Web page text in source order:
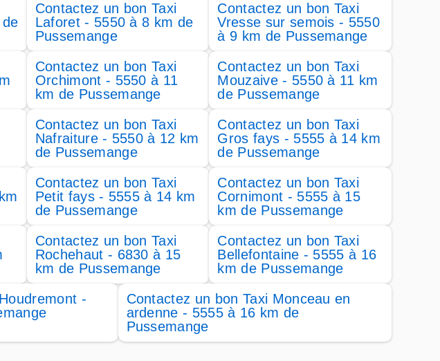
Contactez un bon Taxi
Laforet - 5550 à 8 km de
Pussemange
Contactez un bon Taxi
Vresse sur semois - 5550
à 9 km de Pussemange
Contactez un bon Taxi
Orchimont - 5550 à 11
km de Pussemange
Contactez un bon Taxi
Mouzaive - 5550 à 11 km
de Pussemange
Contactez un bon Taxi
Nafraiture - 5550 à 12 km
de Pussemange
Contactez un bon Taxi
Gros fays - 5555 à 14 km
de Pussemange
Contactez un bon Taxi
Petit fays - 5555 à 14 km
de Pussemange
Contactez un bon Taxi
Cornimont - 5555 à 15
km de Pussemange
Contactez un bon Taxi
Rochehaut - 6830 à 15
km de Pussemange
Contactez un bon Taxi
Bellefontaine - 5555 à 16
km de Pussemange
-
Contactez un bon Taxi Monceau en
ardenne - 5555 à 16 km de
Pussemange